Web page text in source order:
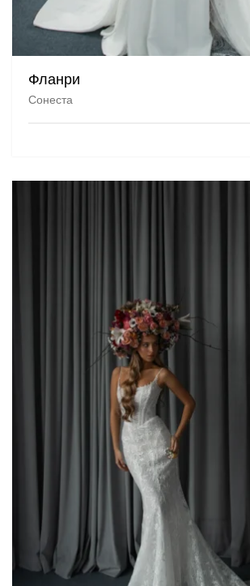
Фланри
Сонеста